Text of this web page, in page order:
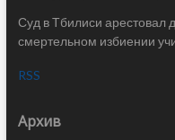
Суд в Тбилиси арестовал
смертельном избиении
RSS
Архив